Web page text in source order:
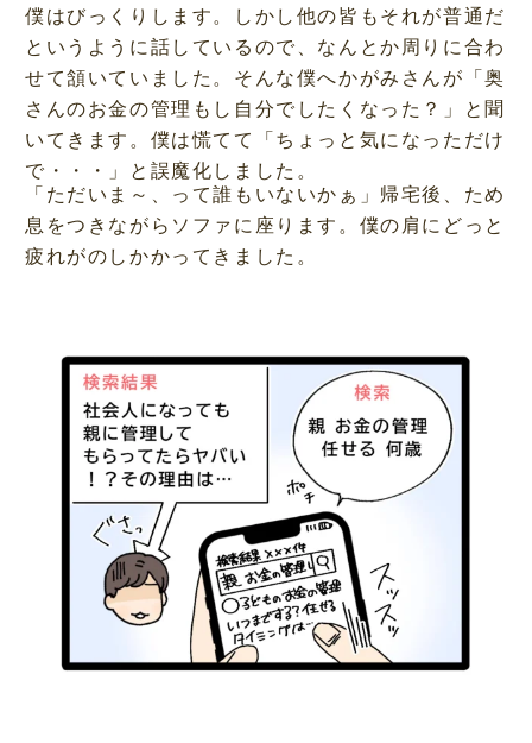
僕はびっくりします。しかし他の皆もそれが普通だ
というように話しているので、なんとか周りに合わ
せて頷いていました。そんな僕へかがみさんが「奥
さんのお金の管理もし自分でしたくなった？」と聞
いてきます。僕は慌てて「ちょっと気になっただけ
で・・・」と誤魔化しました。
「ただいま～、って誰もいないかぁ」帰宅後、ため
息をつきながらソファに座ります。僕の肩にどっと
疲れがのしかかってきました。